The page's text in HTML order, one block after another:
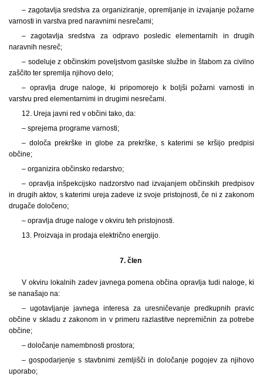
– zagotavlja sredstva za organiziranje, opremljanje in izvajanje požarne
varnosti in varstva pred naravnimi nesrečami;
– zagotavlja sredstva za odpravo posledic elementarnih in drugih
naravnih nesreč;
– sodeluje z občinskim poveljstvom gasilske službe in štabom za civilno
zaščito ter spremlja njihovo delo;
– opravlja druge naloge, ki pripomorejo k boljši požarni varnosti in
varstvu pred elementarnimi in drugimi nesrečami.
12. Ureja javni red v občini tako, da:
– sprejema programe varnosti;
– določa prekrške in globe za prekrške, s katerimi se kršijo predpisi
občine;
– organizira občinsko redarstvo;
– opravlja inšpekcijsko nadzorstvo nad izvajanjem občinskih predpisov
in drugih aktov, s katerimi ureja zadeve iz svoje pristojnosti, če ni z zakonom
drugače določeno;
– opravlja druge naloge v okviru teh pristojnosti.
13. Proizvaja in prodaja električno energijo.
7. člen
V okviru lokalnih zadev javnega pomena občina opravlja tudi naloge, ki
se nanašajo na:
– ugotavljanje javnega interesa za uresničevanje predkupnih pravic
občine v skladu z zakonom in v primeru razlastitve nepremičnin za potrebe
občine;
– določanje namembnosti prostora;
– gospodarjenje s stavbnimi zemljišči in določanje pogojev za njihovo
uporabo;